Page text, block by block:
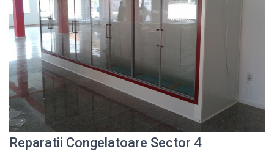
Reparatii Congelatoare Sector 4